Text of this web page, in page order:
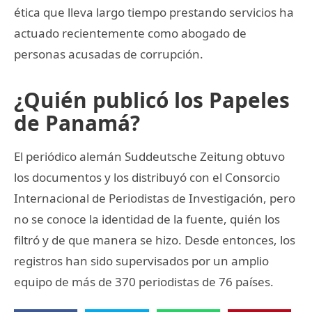
ética que lleva largo tiempo prestando servicios ha
actuado recientemente como abogado de
personas acusadas de corrupción.
¿Quién publicó los Papeles
de Panamá?
El periódico alemán Suddeutsche Zeitung obtuvo
los documentos y los distribuyó con el Consorcio
Internacional de Periodistas de Investigación, pero
no se conoce la identidad de la fuente, quién los
filtró y de que manera se hizo. Desde entonces, los
registros han sido supervisados por un amplio
equipo de más de 370 periodistas de 76 países.